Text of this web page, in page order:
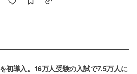
初導入。16万人受験の入試で7.5万人に